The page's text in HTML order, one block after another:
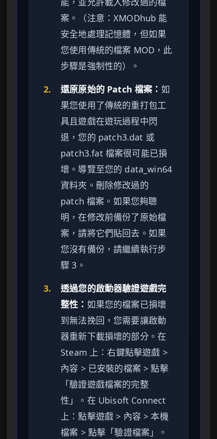
案。（注意：XMODhub 能
安全地處理記憶體，但如果
您使用傳統的檔案 MOD，此
步驟是強制性的）。
2.
還原原始的 Patch 檔案： 如
果您使用了傳統的重打包工
具且遊戲在遊玩過程中閃
退，您的 patch3.dat 或
patch3.fat 檔案很可能已損
壞。導覽至您的 data_win64
資料夾。刪除修改過的
patch 檔案。如果您夠聰
明，在修改前備份了原始檔
案，請將它們貼回去。如果
您沒有備份，請繼續執行步
驟 3。
3.
透過您的啟動器驗證遊戲完
整性： 如果您的檔案已損壞
到無法挽回，您需要讓啟動
器重新下載損壞的部分。在
Steam 上：右鍵點擊遊戲 >
內容 > 已安裝的檔案 > 點擊
「驗證遊戲檔案的完整
性」。在 Ubisoft Connect
上：點擊遊戲 > 內容 > 本機
檔案 > 點擊「驗證檔案」。